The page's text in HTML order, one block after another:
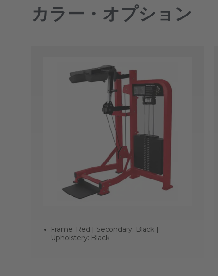
カラー・オプション
Frame: Red | Secondary: Black |
Upholstery: Black